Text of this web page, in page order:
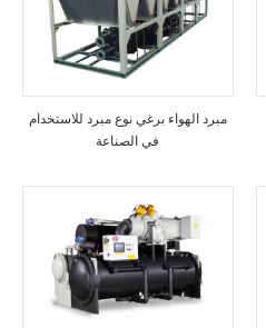
مبرد الهواء برغي نوع مبرد للاستخدام
في الصناعة